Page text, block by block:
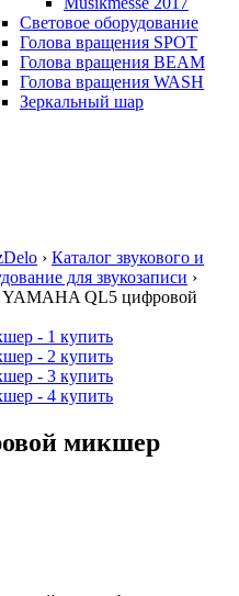
Световое оборудование
Голова вращения SPOT
Голова вращения BEAM
Голова вращения WASH
Зеркальный шар
› Каталог звукового и
для звукозаписи ›
YAMAHA QL5 цифровой
микшер